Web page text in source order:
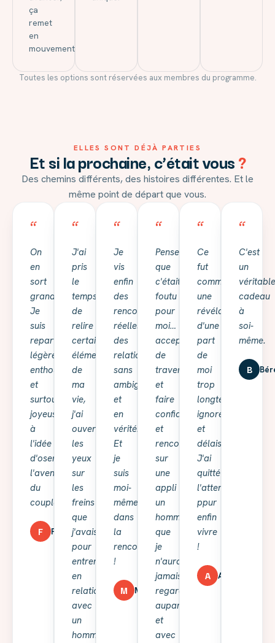
ça
remet
en
mouvement.
Toutes les options sont réservées aux membres du programme.
ELLES SONT DÉJÀ PARTIES
Et si la prochaine, c’était vous?
Des chemins différents, des histoires différentes. Et le
même point de départ que vous.
“
On
en
sort
grandie.
Je
suis
repartie
légère,
enthousiaste
et
surtout
joyeuse
à
l'idée
d'oser
l'aventure
du
couple.
F Florence
“
J'ai
pris
le
temps
de
relire
certains
éléments
de
ma
vie,
j'ai
ouvert
les
yeux
sur
les
freins
que
j'avais
pour
entrer
en
relation
avec
un
homme,
“
Je
vis
enfin
des
rencontres
réelles,
des
relations
sans
ambiguïtés
et
en
vérité.
Et
je
suis
moi-
même
dans
la
rencontre
!
M Myriam
“
Penser
que
c'était
foutu
pour
moi…
accepter
de
traverser
et
faire
confiance,
et
rencontrer
sur
une
appli
un
homme
que
je
n'aurais
jamais
regardé
auparavant,
et
avec
“
Ce
fut
comme
une
révélation
d'une
part
de
moi
trop
longtemps
ignorée
et
délaissée.
J'ai
quitté
l'attente
ppur
enfin
vivre
!
A Amélie
“
C'est
un
véritable
cadeau
à
soi-
même.
B